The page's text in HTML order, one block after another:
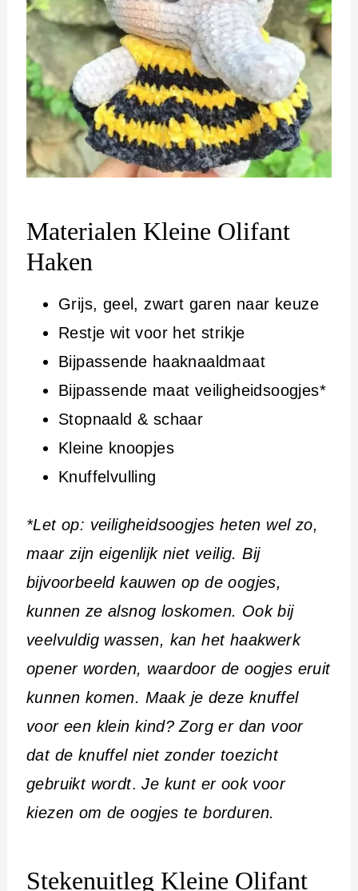
Materialen Kleine Olifant
Haken
Grijs, geel, zwart garen naar keuze
Restje wit voor het strikje
Bijpassende haaknaaldmaat
Bijpassende maat veiligheidsoogjes*
Stopnaald & schaar
Kleine knoopjes
Knuffelvulling
*Let op: veiligheidsoogjes heten wel zo,
maar zijn eigenlijk niet veilig. Bij
bijvoorbeeld kauwen op de oogjes,
kunnen ze alsnog loskomen. Ook bij
veelvuldig wassen, kan het haakwerk
opener worden, waardoor de oogjes eruit
kunnen komen. Maak je deze knuffel
voor een klein kind? Zorg er dan voor
dat de knuffel niet zonder toezicht
gebruikt wordt.Je kunt er ook voor
kiezen om de oogjes te borduren.
Stekenuitleg Kleine Olifant